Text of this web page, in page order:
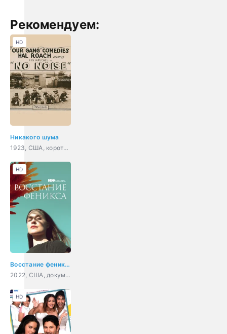
Рекомендуем:
Никакого шума
1923, США, короткометражка, комедия, семейный
HD
Восстание феникса
2022, США, документальный, криминал
HD
HD